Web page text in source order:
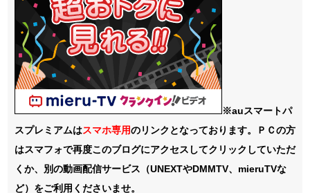
※auスマートパ
スプレミアムはスマホ専用のリンクとなっております。ＰＣの方
はスマフォで再度このブログにアクセスしてクリックしていただ
くか、別の動画配信サービス（UNEXTやDMMTV、mieruTVな
ど）をご利用くださいませ。